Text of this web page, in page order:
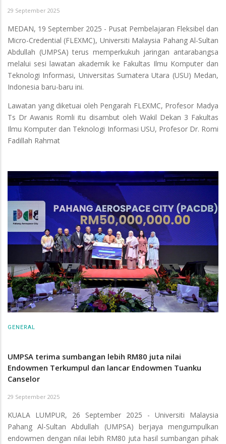
29 September 2025
MEDAN, 19 September 2025 - Pusat Pembelajaran Fleksibel dan
Micro-Credential (FLEXMC), Universiti Malaysia Pahang Al-Sultan
Abdullah (UMPSA) terus memperkukuh jaringan antarabangsa
melalui sesi lawatan akademik ke Fakultas Ilmu Komputer dan
Teknologi Informasi, Universitas Sumatera Utara (USU) Medan,
Indonesia baru-baru ini.
Lawatan yang diketuai oleh Pengarah FLEXMC, Profesor Madya
Ts Dr Awanis Romli itu disambut oleh Wakil Dekan 3 Fakultas
Ilmu Komputer dan Teknologi Informasi USU, Profesor Dr. Romi
Fadillah Rahmat
GENERAL
UMPSA terima sumbangan lebih RM80 juta nilai
Endowmen Terkumpul dan lancar Endowmen Tuanku
Canselor
29 September 2025
KUALA LUMPUR, 26 September 2025 - Universiti Malaysia
Pahang Al-Sultan Abdullah (UMPSA) berjaya mengumpulkan
endowmen dengan nilai lebih RM80 juta hasil sumbangan pihak